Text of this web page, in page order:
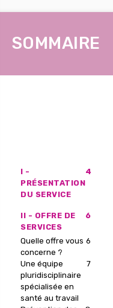
SOMMAIRE
I -
PRÉSENTATION
DU SERVICE
4
II - OFFRE DE
SERVICES
6
Quelle offre vous
concerne ?
6
Une équipe
pluridisciplinaire
spécialisée en
santé au travail
7